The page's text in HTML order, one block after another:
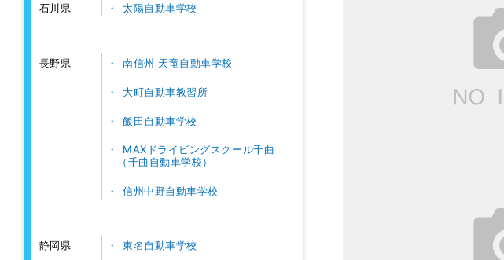
石川県 太陽自動車学校
長野県 南信州 天竜自動車学校
大町自動車教習所
飯田自動車学校
MAXドライビングスクール千曲
（千曲自動車学校）
信州中野自動車学校
静岡県 東名自動車学校